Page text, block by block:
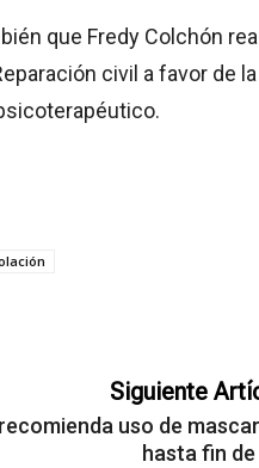
que Fredy Colchón
civil a favor de la
Siguiente
uso de
hasta fin